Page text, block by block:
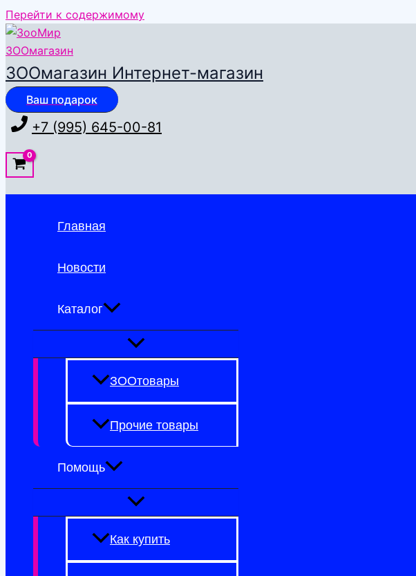
Перейти к содержимому
ЗООмагазин Интернет-магазин
Ваш подарок
+7 (995) 645-00-81
Главная
Новости
Каталог
ЗООтовары
Прочие товары
Помощь
Как купить